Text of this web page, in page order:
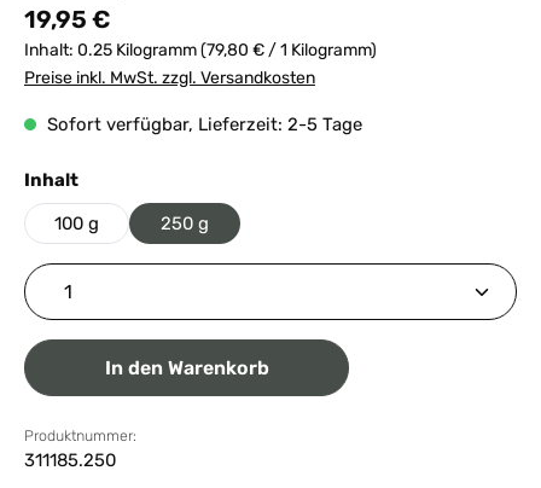
Regulärer Preis:
19,95 €
Inhalt: 0.25 Kilogramm(79,80 € / 1 Kilogramm)
Preise inkl. MwSt. zzgl. Versandkosten
Sofort verfügbar, Lieferzeit: 2-5 Tage
Inhaltauswählen
100 g 250 g
Produkt Anzahl: Gib den gewünschten Wert ein
In den Warenkorb
Produktnummer:
311185.250